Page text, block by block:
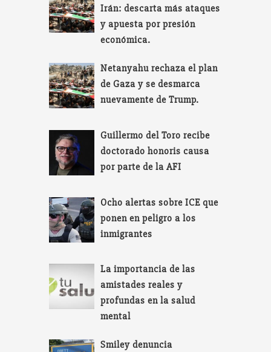
Irán: descarta más ataques
y apuesta por presión
económica.
Netanyahu rechaza el plan
de Gaza y se desmarca
nuevamente de Trump.
Guillermo del Toro recibe
doctorado honoris causa
por parte de la AFI
Ocho alertas sobre ICE que
ponen en peligro a los
inmigrantes
La importancia de las
amistades reales y
profundas en la salud
mental
Smiley denuncia